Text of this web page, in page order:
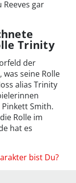
gar
Trinity
der
seine Rolle
alias Trinity
Smith.
Rolle im
hat es
bist Du?